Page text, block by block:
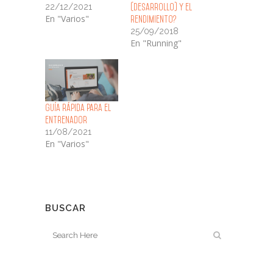
22/12/2021
En "Varios"
(desarrollo) y el
rendimiento?
25/09/2018
En "Running"
Guía rápida para el
entrenador
11/08/2021
En "Varios"
BUSCAR